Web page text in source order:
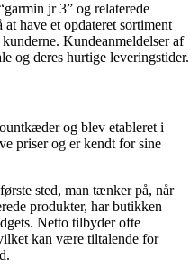
jr 3” og relaterede
have et opdateret sortiment
Kundeanmeldelser af
og deres hurtige leveringstider.
og blev etableret i
priser og er kendt for sine
sted, man tænker på, når
produkter, har butikken
Netto tilbyder ofte
kan være tiltalende for